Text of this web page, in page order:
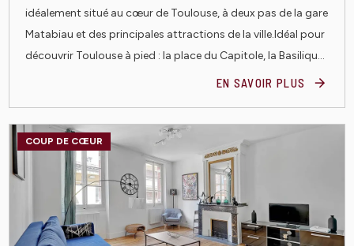
idéalement situé au cœur de Toulouse, à deux pas de la gare
Matabiau et des principales attractions de la ville.Idéal pour
découvrir Toulouse à pied : la place du Capitole, la Basiliqu...
EN SAVOIR PLUS
COUP DE CŒUR